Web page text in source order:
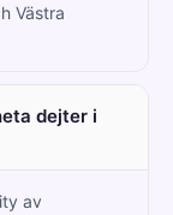
Västra
dejter i
av